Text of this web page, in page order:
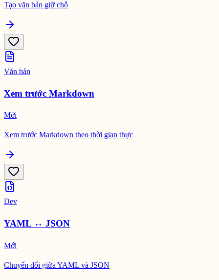
Tạo văn bản giữ chỗ
Văn bản
Xem trước Markdown
Mới
Xem trước Markdown theo thời gian thực
Dev
YAML ↔ JSON
Mới
Chuyển đổi giữa YAML và JSON